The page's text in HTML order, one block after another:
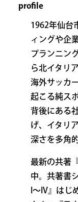
profile
1962年仙台
ィングや企
プランニン
ら北イタリ
海外サッカ
起こる純ス
背後にある
げ、イタリ
深さを多角
最新の共著
中。共著書
I〜IV』はじ